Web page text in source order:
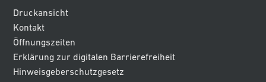
Druckansicht
Kontakt
Öffnungszeiten
Erklärung zur digitalen Barrierefreiheit
Hinweisgeberschutzgesetz